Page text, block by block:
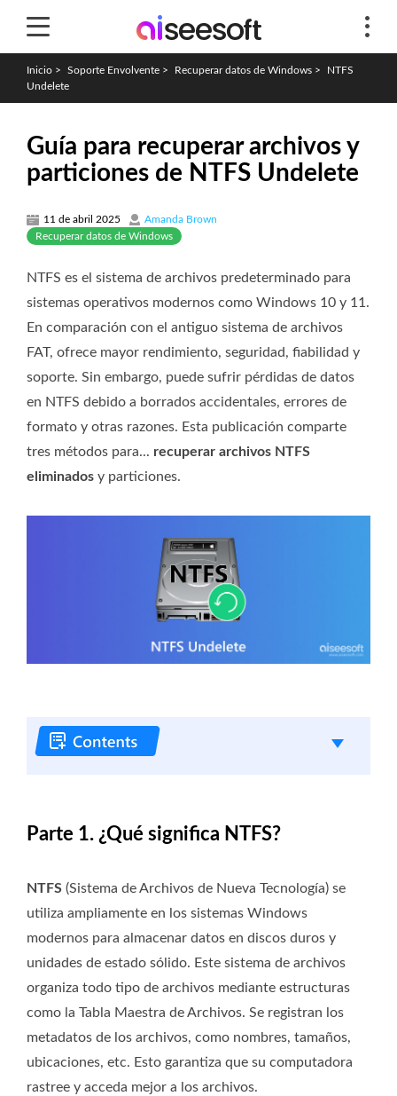
Inicio > Soporte Envolvente > Recuperar datos de Windows >
NTFS
Undelete
Guía para recuperar archivos y
particiones de NTFS Undelete
11 de abril 2025
Amanda Brown
Recuperar datos de Windows
NTFS es el sistema de archivos predeterminado para
sistemas operativos modernos como Windows 10 y 11.
En comparación con el antiguo sistema de archivos
FAT, ofrece mayor rendimiento, seguridad, fiabilidad y
soporte. Sin embargo, puede sufrir pérdidas de datos
en NTFS debido a borrados accidentales, errores de
formato y otras razones. Esta publicación comparte
tres métodos para... recuperar archivos NTFS
eliminados y particiones.
Parte 1. ¿Qué significa NTFS?
NTFS (Sistema de Archivos de Nueva Tecnología) se
utiliza ampliamente en los sistemas Windows
modernos para almacenar datos en discos duros y
unidades de estado sólido. Este sistema de archivos
organiza todo tipo de archivos mediante estructuras
como la Tabla Maestra de Archivos. Se registran los
metadatos de los archivos, como nombres, tamaños,
ubicaciones, etc. Esto garantiza que su computadora
rastree y acceda mejor a los archivos.